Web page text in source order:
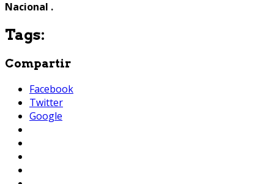
Nacional .
Tags:
Compartir
Facebook
Twitter
Google